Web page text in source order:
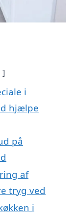
i
hjælpe
på
af
tryg ved
i